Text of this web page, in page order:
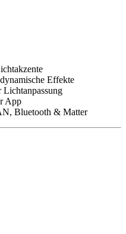
Effekte
App
Bluetooth & Matter